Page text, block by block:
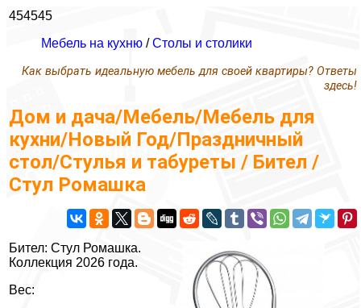
454545
Мебель на кухню /Столы и столики
Как выбрать идеальную мебель для своей квартиры? Ответы
здесь!
Дом и дача/Мебель/Мебель для
кухни/Новый Год/Праздничный
стол/Стулья и табуреты / Бител /
Стул Ромашка
Бител: Стул Ромашка.
Коллекция 2026 года.
Вес: